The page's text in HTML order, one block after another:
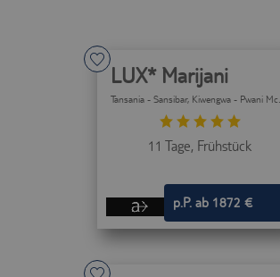
LUX* Marijani
Tansania - Sansibar, Kiwengwa - Pwani Mchangani (Insel Sansibar)
11 Tage, Frühstück
p.P. ab 1872 €